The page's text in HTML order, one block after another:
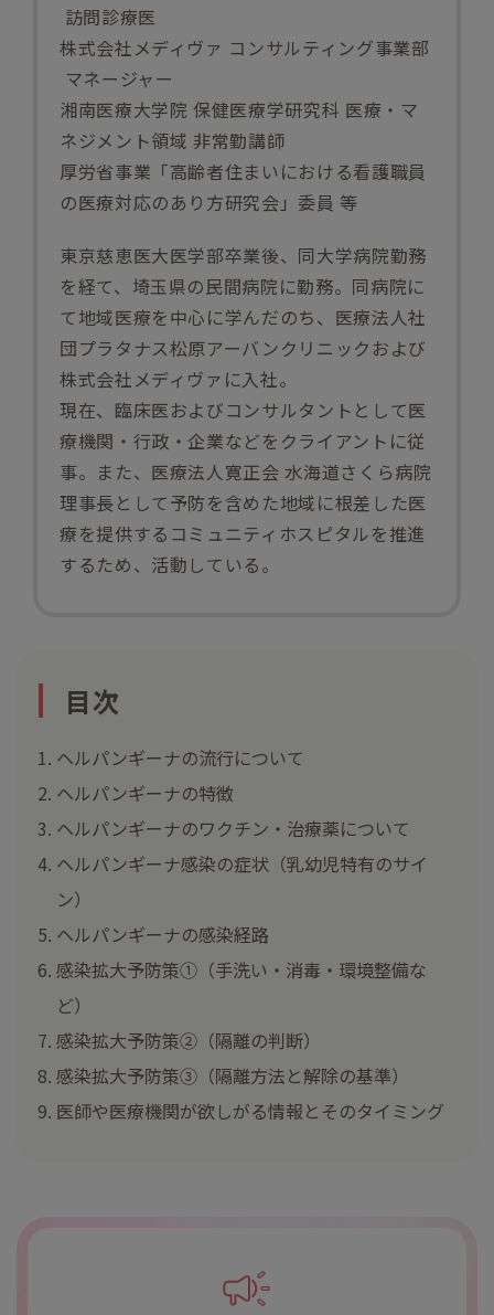
訪問診療医
株式会社メディヴァ コンサルティング事業部
マネージャー
湘南医療大学院 保健医療学研究科 医療・マ
ネジメント領域 非常勤講師
厚労省事業「高齢者住まいにおける看護職員
の医療対応のあり方研究会」委員 等
東京慈恵医大医学部卒業後、同大学病院勤務
を経て、埼玉県の民間病院に勤務。同病院に
て地域医療を中心に学んだのち、医療法人社
団プラタナス松原アーバンクリニックおよび
株式会社メディヴァに入社。
現在、臨床医およびコンサルタントとして医
療機関・行政・企業などをクライアントに従
事。また、医療法人寛正会 水海道さくら病院
理事長として予防を含めた地域に根差した医
療を提供するコミュニティホスピタルを推進
するため、活動している。
目次
ヘルパンギーナの流行について
ヘルパンギーナの特徴
ヘルパンギーナのワクチン・治療薬について
ヘルパンギーナ感染の症状（乳幼児特有のサイ
ン）
ヘルパンギーナの感染経路
感染拡大予防策①（手洗い・消毒・環境整備な
ど）
感染拡大予防策②（隔離の判断）
感染拡大予防策③（隔離方法と解除の基準）
医師や医療機関が欲しがる情報とそのタイミング